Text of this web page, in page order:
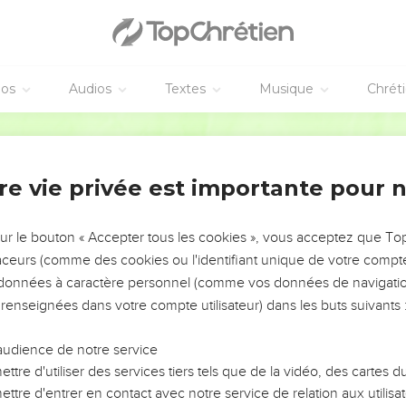
Audios Textes Musique
Aïn, Rimmon, Thoken et Aschan, cinq villes ;
d'Allon, fils de Jedaja, fils de Schimri, fils de Schemaeja.
leurs noms, étaient princes dans leurs familles, et leurs
jusqu'à l'orient de la vallée, afin de chercher des
bons pâturages, et un pays vaste, tranquille et paisible, car
leurs noms, arrivèrent du temps d'Ézéchias, roi de Juda ;
là, ils les dévouèrent par interdit jusqu'à ce jour, et ils
pour leurs troupeaux.
vie privée est importante pour
le bouton « Accepter tous les cookies », vous acceptez que
(comme des cookies ou l'identifiant unique de votre
à caractère personnel (comme vos données de
dans votre compte utilisateur) dans les buts suivants :
de notre service
d'utiliser des services tiers tels que de la vidéo, des cartes
d'entrer en contact avec notre service de relation aux